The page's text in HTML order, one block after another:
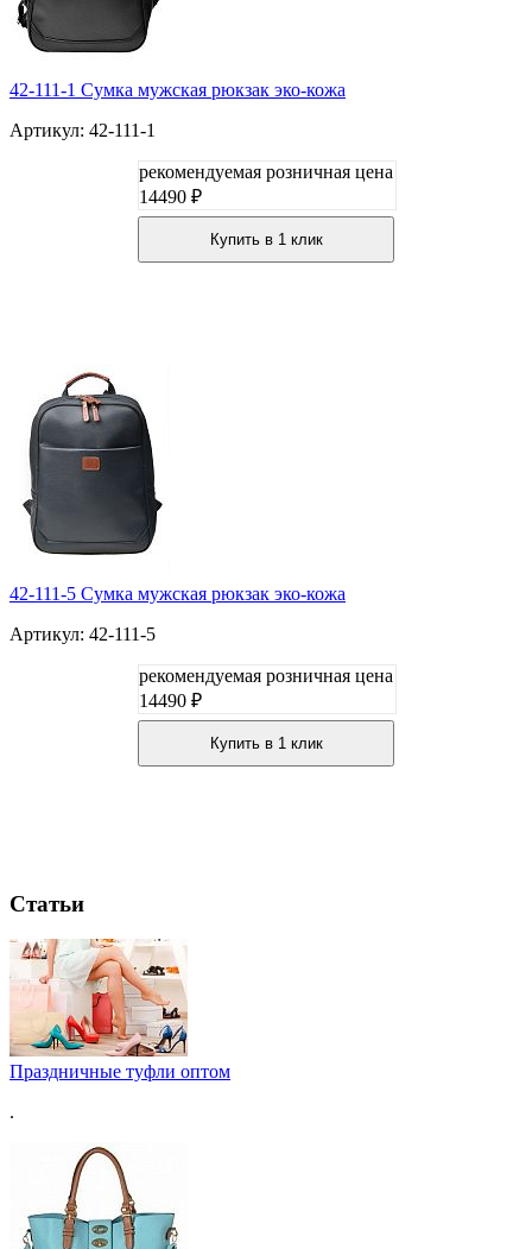
42-111-1 Сумка мужская рюкзак эко-кожа
Артикул: 42-111-1
рекомендуемая розничная цена
14490 ₽
Купить в 1 клик
42-111-5 Сумка мужская рюкзак эко-кожа
Артикул: 42-111-5
рекомендуемая розничная цена
14490 ₽
Купить в 1 клик
Статьи
Праздничные туфли оптом
.